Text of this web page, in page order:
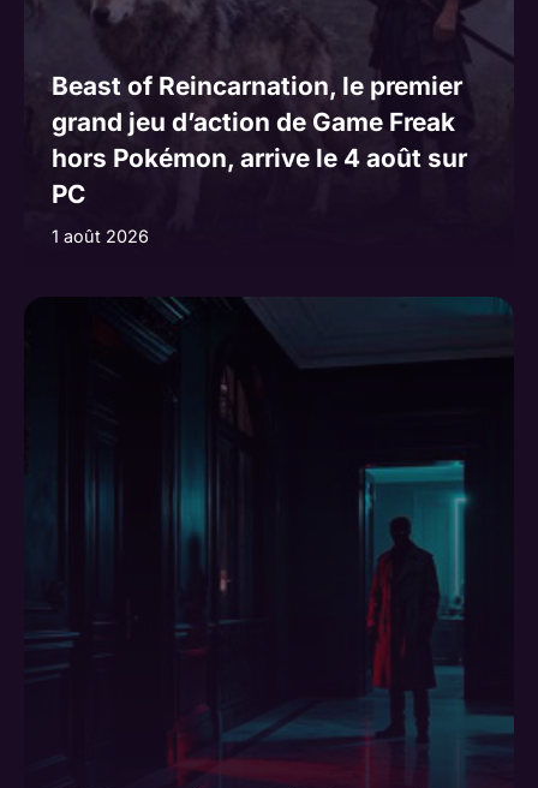
Beast of Reincarnation, le premier
grand jeu d’action de Game Freak
hors Pokémon, arrive le 4 août sur
PC
1 août 2026